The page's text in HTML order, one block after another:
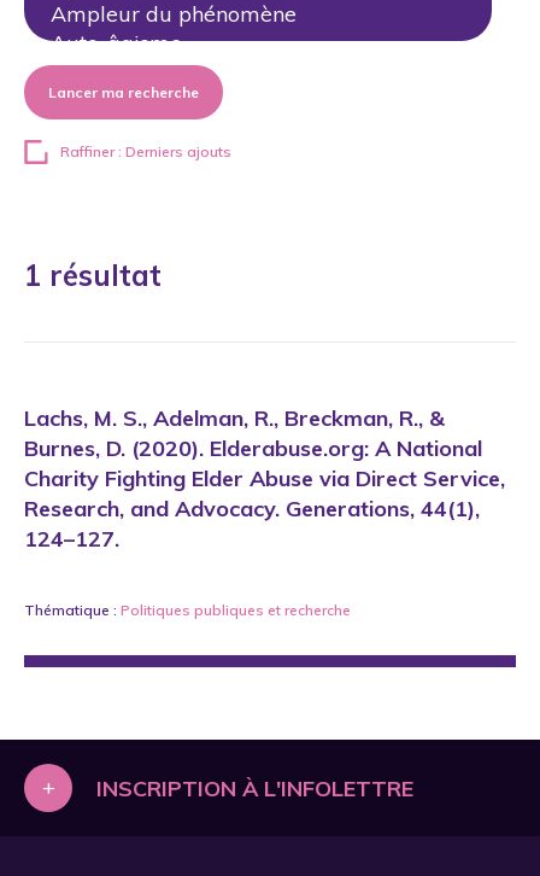
Lancer ma recherche
Raffiner : Derniers ajouts
1 résultat
Lachs, M. S., Adelman, R., Breckman, R., &
Burnes, D. (2020). Elderabuse.org: A National
Charity Fighting Elder Abuse via Direct Service,
Research, and Advocacy. Generations, 44(1),
124–127.
Thématique : Politiques publiques et recherche
+ INSCRIPTION À L'INFOLETTRE